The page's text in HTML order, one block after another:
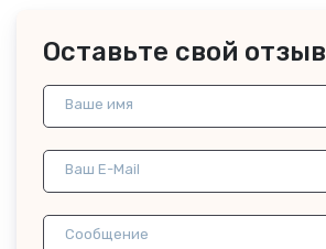
Оставьте свой отзыв
Ваше имя
Ваш E-Mail
Сообщение